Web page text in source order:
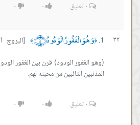
٠تعليق ٠ ٠
٣٢ ﴿وَهُوَ الْغَفُورُ الْوَدُودُ ﴿١٤﴾ ﴾
[البروج
(وهو الغفور الودود) قرن بين الغفور
المذنبين التائبين من محبته لهم.
٠تعليق ٠ ٠